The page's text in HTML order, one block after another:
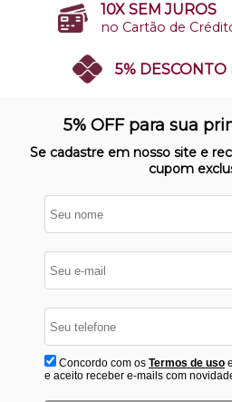
10X SEM JUROS
no Cartão de
5% DESCONTO
Nosso site opera
protegido
5% OFF para sua
Se cadastre em nosso site e
cupom
Concordo com os Termos de usoe
e aceito receber e-mails com